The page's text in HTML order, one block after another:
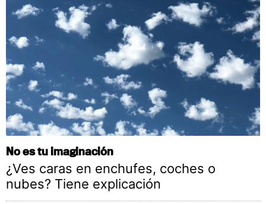
No es tu imaginación
¿Ves caras en enchufes, coches o
nubes? Tiene explicación